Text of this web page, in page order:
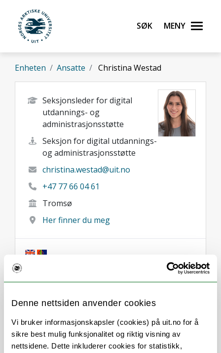
Denne nettsiden anvender cookies
Vi bruker informasjonskapsler (cookies) på uit.no for å
sikre best mulig funksjonalitet og riktig visning av
nettsidene. Dette inkluderer cookies for statistikk,
Gå til hovedinnhold
UiT Norges arktiske universitet
Søk Meny
Enheten Ansatte Christina Westad
Seksjonsleder for digital
utdannings- og
administrasjonsstøtte
Seksjon for digital utdannings-
og administrasjonsstøtte
christina.westad@uit.no
+47 77 66 04 61
Tromsø
Her finner du meg